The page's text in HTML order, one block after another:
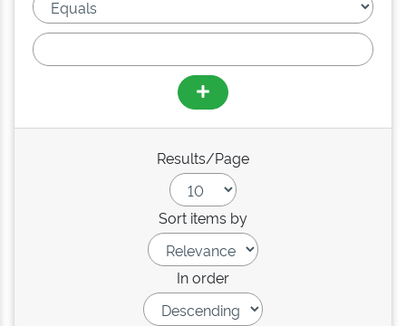
Results/Page
Sort items by
In order